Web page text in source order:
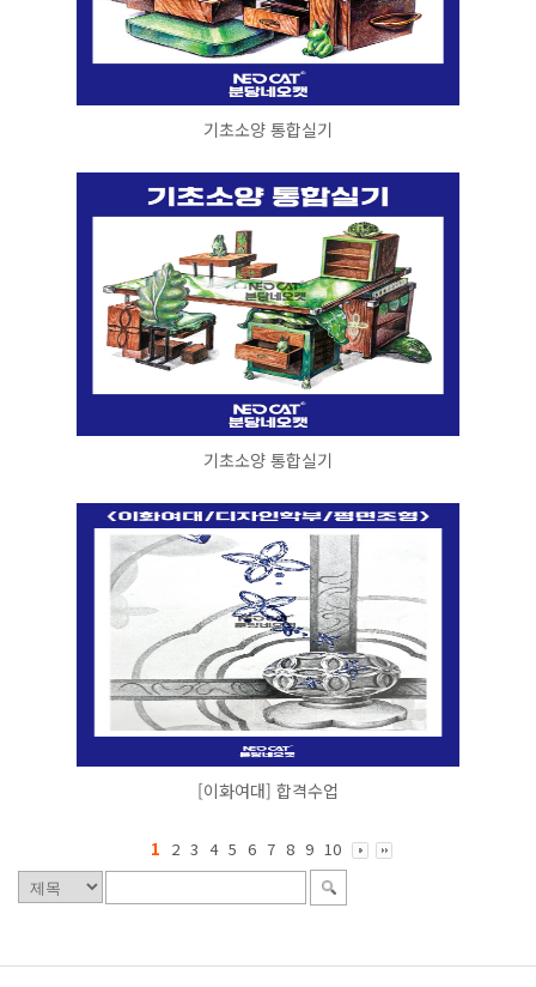
기초소양 통합실기
기초소양 통합실기
[이화여대] 합격수업
1 2 3 4 5 6 7 8 9 10